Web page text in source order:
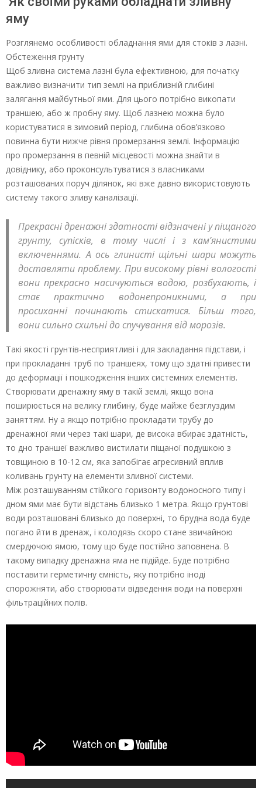
яму
Розглянемо особливості обладнання ями для стоків з лазні.
Обстеження грунту
Щоб зливна система лазні була ефективною, для початку
важливо визначити тип землі на приблизній глибині
залягання майбутньої ями. Для цього потрібно викопати
траншею, або ж пробну яму. Щоб лазнею можна було
користуватися в зимовий період, глибина обов’язково
повинна бути нижче рівня промерзання землі. Інформацію
про промерзання в певній місцевості можна знайти в
довіднику, або проконсультуватися з власниками
розташованих поруч ділянок, які вже давно використовують
систему такого зливу каналізації.
Прекрасні дренажні здатності відзначені у піщаного
грунту, супісків, в тому числі і з кам’янистими
включеннями. А ось глинисті щільні шари можуть
доставляти проблему. При високому рівні вологості
вони прекрасно насичуються водою, розбухають, і
стає практично водонепроникними, а при
просиханні починають стискатися. Більш того,
вони сильно схильні до спучування від морозів.
Такі якості грунтів-несприятливі і для закладання підстави, і
при прокладанні труб по траншеях, тому що здатні привести
до деформації і пошкодження інших системних елементів.
Створювати дренажну яму в такій землі, якщо вона
поширюється на велику глибину, буде майже безглуздим
заняттям. Ну а якщо потрібно прокладати трубу до
дренажної ями через такі шари, де висока вбирає здатність,
то дно траншеї важливо вистилати піщаної подушкою з
товщиною в 10-12 см, яка запобігає агресивний вплив
коливань грунту на елементи зливної системи.
Між розташуванням стійкого горизонту водоносного типу і
дном ями має бути відстань близько 1 метра. Якщо грунтові
води розташовані близько до поверхні, то брудна вода буде
погано йти в дренаж, і колодязь скоро стане звичайною
смердючою ямою, тому що буде постійно заповнена. В
такому випадку дренажна яма не підійде. Буде потрібно
поставити герметичну ємність, яку потрібно іноді
спорожняти, або створювати відведення води на поверхні
фільтраційних полів.